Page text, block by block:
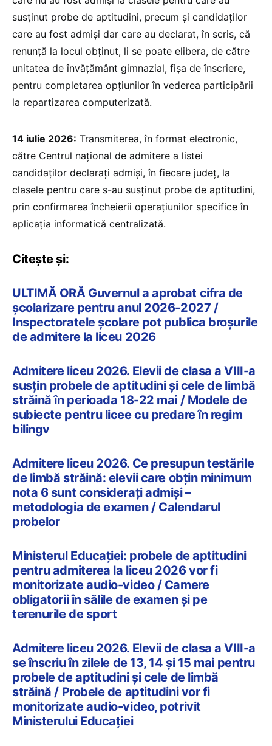
susținut probe de aptitudini, precum și candidaților
care au fost admiși dar care au declarat, în scris, că
renunță la locul obținut, li se poate elibera, de către
unitatea de învățământ gimnazial, fișa de înscriere,
pentru completarea opțiunilor în vederea participării
la repartizarea computerizată.
14 iulie 2026: Transmiterea, în format electronic,
către Centrul naţional de admitere a listei
candidaţilor declaraţi admişi, în fiecare judeţ, la
clasele pentru care s-au susţinut probe de aptitudini,
prin confirmarea încheierii operațiunilor specifice în
aplicația informatică centralizată.
Citește și:
ULTIMĂ ORĂ Guvernul a aprobat cifra de
școlarizare pentru anul 2026-2027 /
Inspectoratele școlare pot publica broșurile
de admitere la liceu 2026
Admitere liceu 2026. Elevii de clasa a VIII-a
susțin probele de aptitudini și cele de limbă
străină în perioada 18-22 mai / Modele de
subiecte pentru licee cu predare în regim
bilingv
Admitere liceu 2026. Ce presupun testările
de limbă străină: elevii care obțin minimum
nota 6 sunt considerați admiși –
metodologia de examen / Calendarul
probelor
Ministerul Educației: probele de aptitudini
pentru admiterea la liceu 2026 vor fi
monitorizate audio-video / Camere
obligatorii în sălile de examen și pe
terenurile de sport
Admitere liceu 2026. Elevii de clasa a VIII-a
se înscriu în zilele de 13, 14 și 15 mai pentru
probele de aptitudini și cele de limbă
străină / Probele de aptitudini vor fi
monitorizate audio-video, potrivit
Ministerului Educației